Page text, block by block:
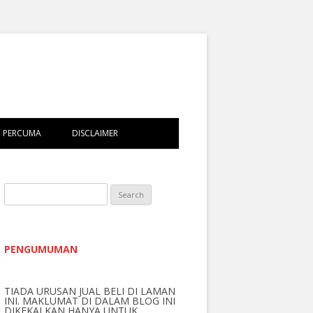
DISCLAIMER
e
f
o
PENGUMUMAN
TIADA URUSAN JUAL BELI DI LAMAN
INI. MAKLUMAT DI DALAM BLOG INI